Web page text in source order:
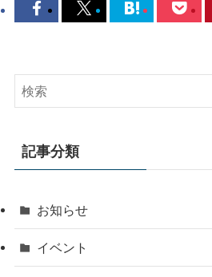
記事分類
お知らせ
イベント